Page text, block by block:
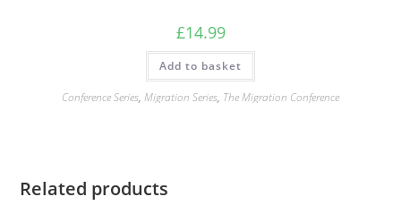
£14.99
Add to basket
Conference Series, Migration Series, The Migration Conference
Related products